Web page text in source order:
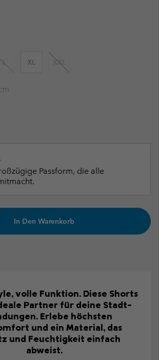
L XL XXL
Passform, die alle
In Den Warenkorb
volle Funktion. Diese Shorts
Partner für deine Stadt-
Erlebe höchsten
und ein Material, das
und Feuchtigkeit einfach
abweist.